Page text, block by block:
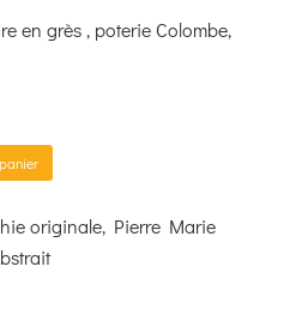
en grès , poterie Colombe,
originale, Pierre Marie